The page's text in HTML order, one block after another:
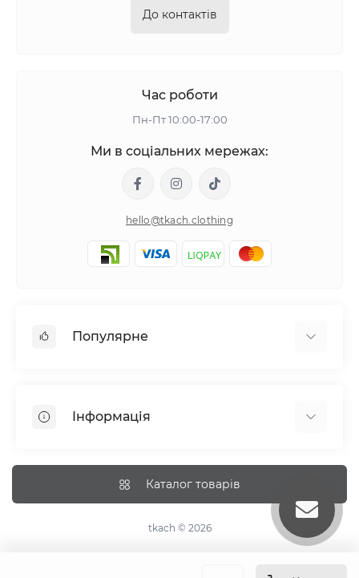
До контактів
Час роботи
Пн-Пт 10:00-17:00
Ми в соціальних мережах:
hello@tkach.clothing
Популярне
Простирадла на резинці
Інформація
Доставка
Каталог товарів
tkach © 2026